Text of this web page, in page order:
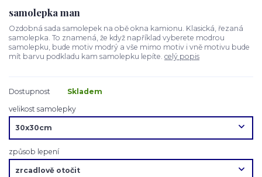
samolepka man
Ozdobná sada samolepek na obě okna kamionu. Klasická, řezaná
samolepka. To znamená, že když například vyberete modrou
samolepku, bude motiv modrý a vše mimo motiv i vně motivu bude
mít barvu podkladu kam samolepku lepíte. celý popis
Dostupnost
Skladem
velikost samolepky
způsob lepení